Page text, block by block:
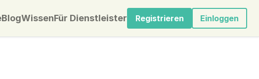
BlogWissenFür Dienstleister Registrieren Einloggen